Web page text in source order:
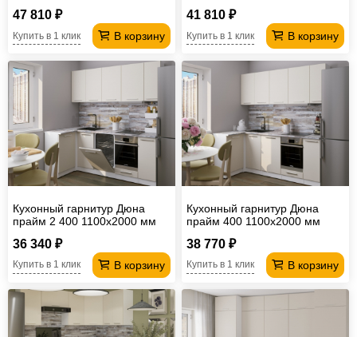
47 810 ₽
В корзину
Купить в 1 клик
41 810 ₽
В корзину
Купить в 1 клик
Кухонный гарнитур Дюна
прайм 2 400 1100х2000 мм
36 340 ₽
В корзину
Купить в 1 клик
Кухонный гарнитур Дюна
прайм 400 1100х2000 мм
38 770 ₽
В корзину
Купить в 1 клик